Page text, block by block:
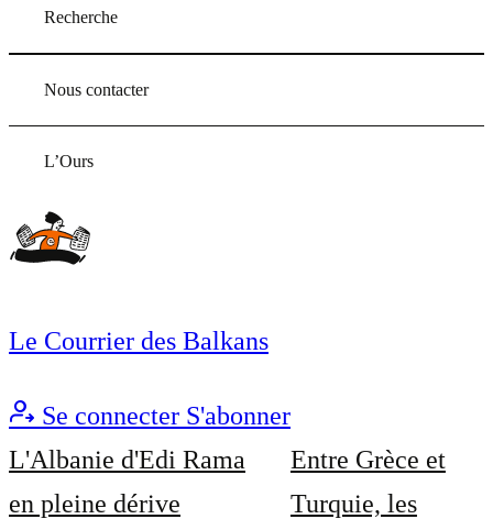
Recherche
Nous contacter
L’Ours
Le Courrier des Balkans
Se connecter S'abonner
L'Albanie d'Edi Rama
en pleine dérive
Entre Grèce et
Turquie, les